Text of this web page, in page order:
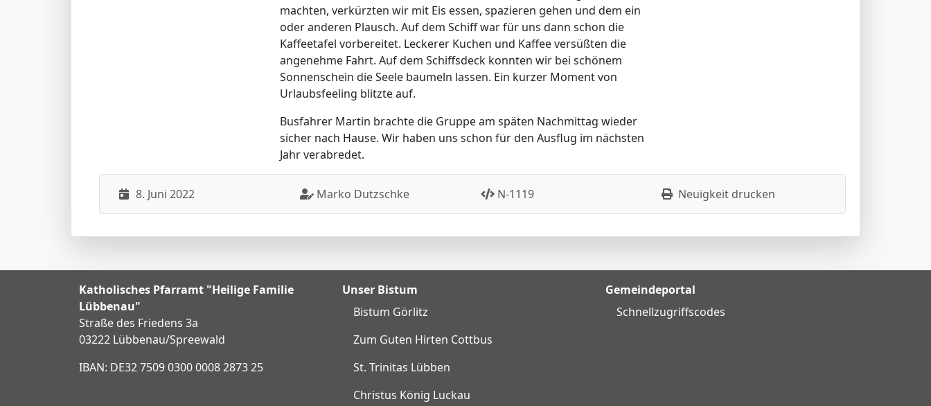
machten, verkürzten wir mit Eis essen, spazieren gehen und dem ein
oder anderen Plausch. Auf dem Schiff war für uns dann schon die
Kaffeetafel vorbereitet. Leckerer Kuchen und Kaffee versüßten die
angenehme Fahrt. Auf dem Schiffsdeck konnten wir bei schönem
Sonnenschein die Seele baumeln lassen. Ein kurzer Moment von
Urlaubsfeeling blitzte auf.
Busfahrer Martin brachte die Gruppe am späten Nachmittag wieder
sicher nach Hause. Wir haben uns schon für den Ausflug im nächsten
Jahr verabredet.
8. Juni 2022 Marko Dutzschke N-1119 Neuigkeit drucken
Katholisches Pfarramt "Heilige Familie
Lübbenau"
Straße des Friedens 3a
03222 Lübbenau/Spreewald
IBAN: DE32 7509 0300 0008 2873 25
Unser Bistum
Bistum Görlitz
Zum Guten Hirten Cottbus
St. Trinitas Lübben
Christus König Luckau
Gemeindeportal
Schnellzugriffscodes